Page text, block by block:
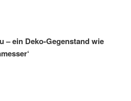
– ein Deko-Gegenstand wie